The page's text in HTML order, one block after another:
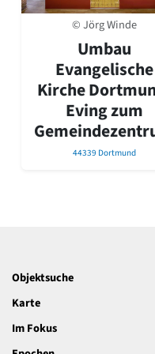
David Chipperfield
Harald Deilmann
Gottfried Böhm
Schneider von Esleben
Peter Behrens
Auszeichnung
Big Beautiful
Epochen
Gesamtübersicht...
Historismus
Klassizismus
Renaissance
Gotik
© Jörg Winde
Umbau
Evangelische
Kirche
Eving zum
44339 Dortmund
Objektsuche
Karte
Im Fokus